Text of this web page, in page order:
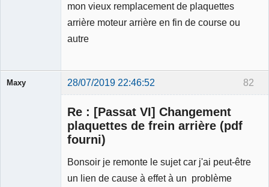
mon vieux remplacement de plaquettes
arrière moteur arrière en fin de course ou
autre
82
Maxy 28/07/2019 22:46:52
Re : [Passat VI] Changement
plaquettes de frein arrière (pdf
fourni)
Bonsoir je remonte le sujet car j'ai peut-être
un lien de cause à effet à un problème